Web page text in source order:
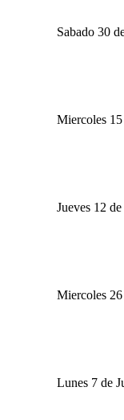
Sabado 30
Miercoles
Jueves 12
Miercoles
Lunes 7 de